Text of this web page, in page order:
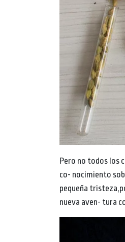
Pero no todos los
co- nocimiento
pequeña
nueva aven- tura